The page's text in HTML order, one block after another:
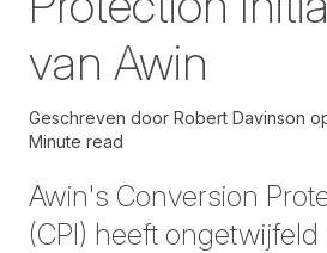
van Awin
Geschreven door Robert Davinson
Minute read
Awin's Conversion
(CPI) heeft